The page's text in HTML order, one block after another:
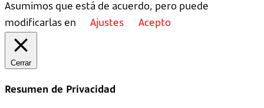
Asumimos que está de acuerdo, pero puede
modificarlas en
Ajustes Acepto
Cerrar
Resumen de Privacidad